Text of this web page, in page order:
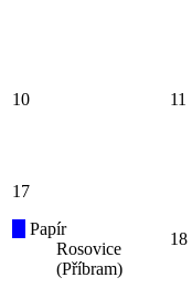
10 11
17
Papír
Rosovice
(Příbram)
18